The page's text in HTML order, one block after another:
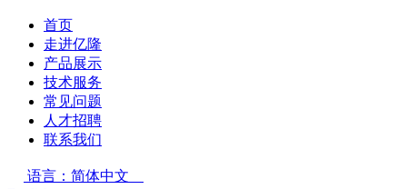
首页
走进亿隆
产品展示
技术服务
常见问题
人才招聘
联系我们
语言：简体中文